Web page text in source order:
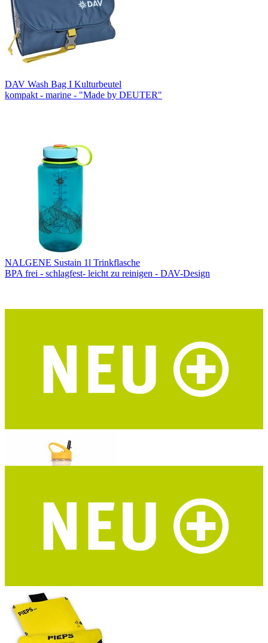
DAV Wash Bag I Kulturbeutel
kompakt - marine - "Made by DEUTER"
NALGENE Sustain 1l Trinkflasche
BPA frei - schlagfest- leicht zu reinigen - DAV-Design
ROADTYPING Kinder Trinkflasche Adventure Kid